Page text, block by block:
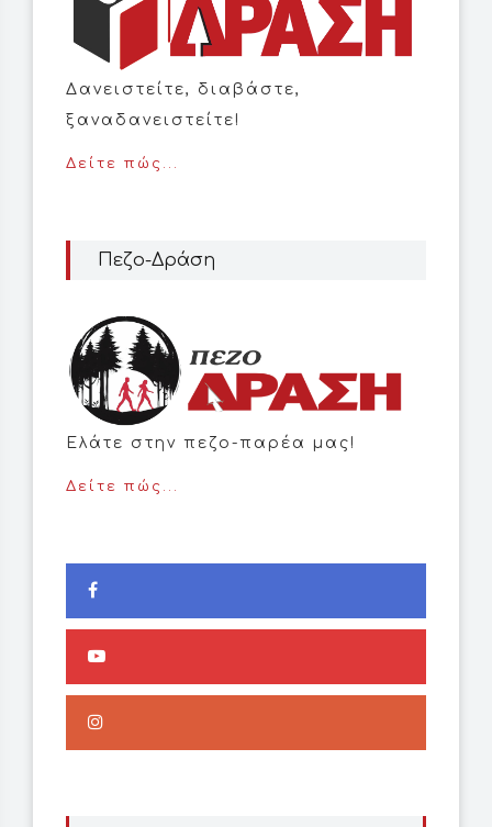
Δανειστείτε, διαβάστε,
ξαναδανειστείτε!
Δείτε πώς...
Πεζο-Δράση
Ελάτε στην πεζο-παρέα μας!
Δείτε πώς...